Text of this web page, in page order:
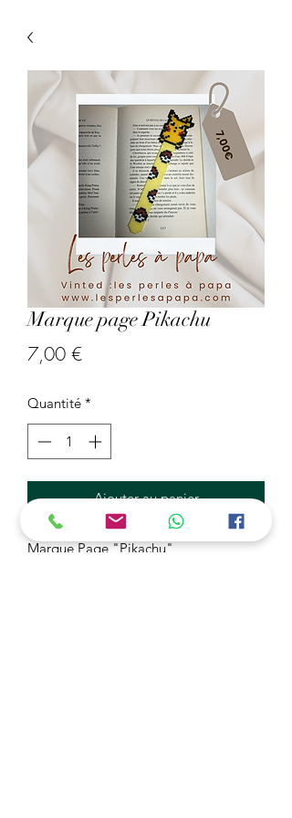
Marque page Pikachu
7,00 €Prix
Quantité *
Ajouter au panier
Marque Page "Pikachu"